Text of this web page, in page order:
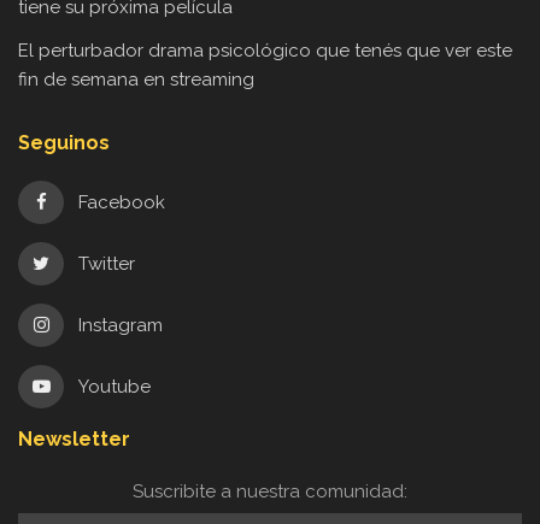
tiene su próxima película
El perturbador drama psicológico que tenés que ver este
fin de semana en streaming
Seguinos
Facebook
Twitter
Instagram
Youtube
Newsletter
Suscribite a nuestra comunidad: